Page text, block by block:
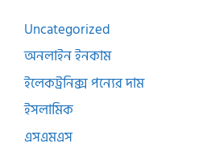
Uncategorized
অনলাইন ইনকাম
ইলেকট্রনিক্স পন্যের দাম
ইসলামিক
এসএমএস